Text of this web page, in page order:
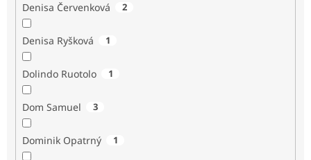
Denisa Červenková 2
Denisa Ryšková 1
Dolindo Ruotolo 1
Dom Samuel 3
Dominik Opatrný 1